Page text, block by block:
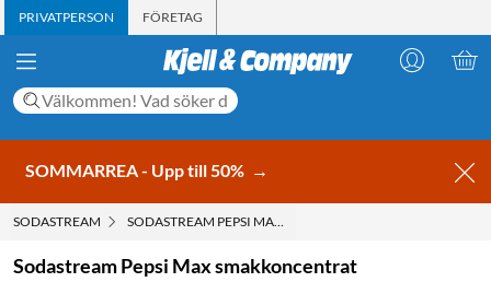
PRIVATPERSON FÖRETAG
SOMMARREA - Upp till 50% →
SODASTREAM SODASTREAM PEPSI MAX SMAKKONCENTRAT
Sodastream Pepsi Max smakkoncentrat